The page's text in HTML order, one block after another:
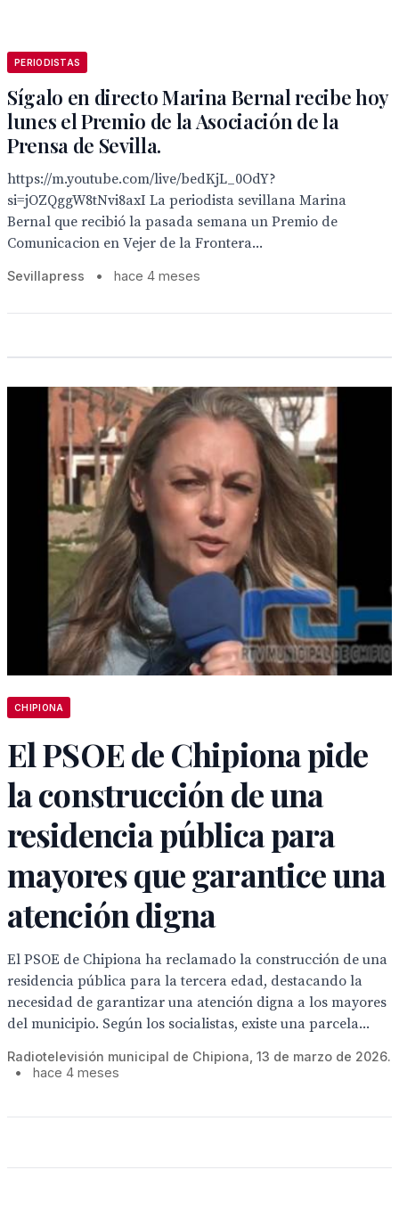
PERIODISTAS
Sígalo en directo Marina Bernal recibe hoy
lunes el Premio de la Asociación de la
Prensa de Sevilla.
https://m.youtube.com/live/bedKjL_0OdY?
si=jOZQggW8tNvi8axI La periodista sevillana Marina
Bernal que recibió la pasada semana un Premio de
Comunicacion en Vejer de la Frontera...
Sevillapress • hace 4 meses
CHIPIONA
El PSOE de Chipiona pide
la construcción de una
residencia pública para
mayores que garantice una
atención digna
El PSOE de Chipiona ha reclamado la construcción de una
residencia pública para la tercera edad, destacando la
necesidad de garantizar una atención digna a los mayores
del municipio. Según los socialistas, existe una parcela...
Radiotelevisión municipal de Chipiona, 13 de marzo de 2026.
•
hace 4 meses